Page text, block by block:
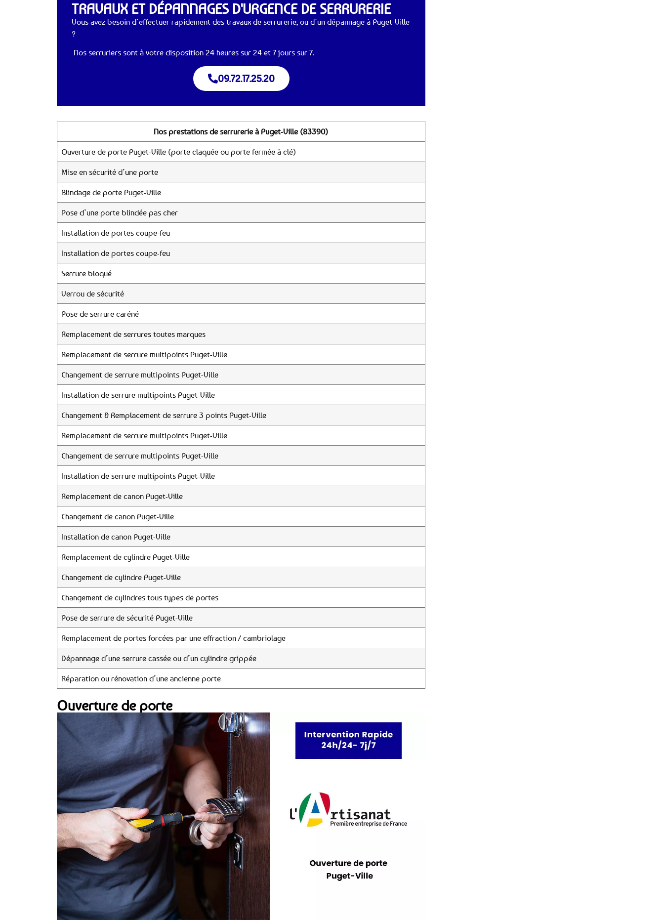
TRAVAUX ET DÉPANNAGES D'URGENCE DE SERRURERIE
Vous avez besoin d’effectuer rapidement des travaux de serrurerie, ou d’un dépannage à Puget-Ville
?
Nos serruriers sont à votre disposition 24 heures sur 24 et 7 jours sur 7.
09.72.17.25.20
Nos prestations de serrurerie à Puget-Ville (83390)
Ouverture de porte Puget-Ville (porte claquée ou porte fermée à clé)
Mise en sécurité d’une porte
Blindage de porte Puget-Ville
Pose d’une porte blindée pas cher
Installation de portes coupe-feu
Installation de portes coupe-feu
Serrure bloqué
Verrou de sécurité
Pose de serrure caréné
Remplacement de serrures toutes marques
Remplacement de serrure multipoints Puget-Ville
Changement de serrure multipoints Puget-Ville
Installation de serrure multipoints Puget-Ville
Changement & Remplacement de serrure 3 points Puget-Ville
Remplacement de serrure multipoints Puget-Ville
Changement de serrure multipoints Puget-Ville
Installation de serrure multipoints Puget-Ville
Remplacement de canon Puget-Ville
Changement de canon Puget-Ville
Installation de canon Puget-Ville
Remplacement de cylindre Puget-Ville
Changement de cylindre Puget-Ville
Changement de cylindres tous types de portes
Pose de serrure de sécurité Puget-Ville
Remplacement de portes forcées par une effraction / cambriolage
Dépannage d’une serrure cassée ou d’un cylindre grippée
Réparation ou rénovation d’une ancienne porte
Ouverture de porte